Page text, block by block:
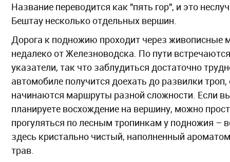
Название переводится как "пять гор", и это
Бештау несколько отдельных вершин.
Дорога к подножию проходит через живописные
недалеко от Железноводска. По пути встречаются
указатели, так что заблудиться достаточно
автомобиле получится доехать до развилки троп,
начинаются маршруты разной сложности. Если
планируете восхождение на вершину, можно
прогуляться по лесным тропинкам у подножия –
здесь кристально чистый, наполненный
трав.